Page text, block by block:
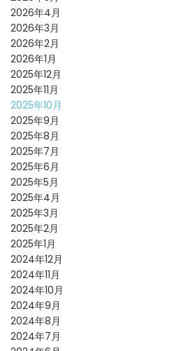
2026年4月
2026年3月
2026年2月
2026年1月
2025年12月
2025年11月
2025年10月
2025年9月
2025年8月
2025年7月
2025年6月
2025年5月
2025年4月
2025年3月
2025年2月
2025年1月
2024年12月
2024年11月
2024年10月
2024年9月
2024年8月
2024年7月